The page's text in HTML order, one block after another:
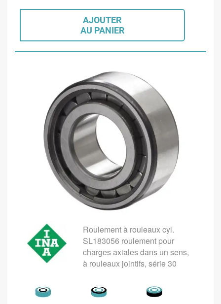
AJOUTER
AU PANIER
Roulement à rouleaux cyl.
SL183056 roulement pour
charges axiales dans un sens,
à rouleaux jointifs, série 30